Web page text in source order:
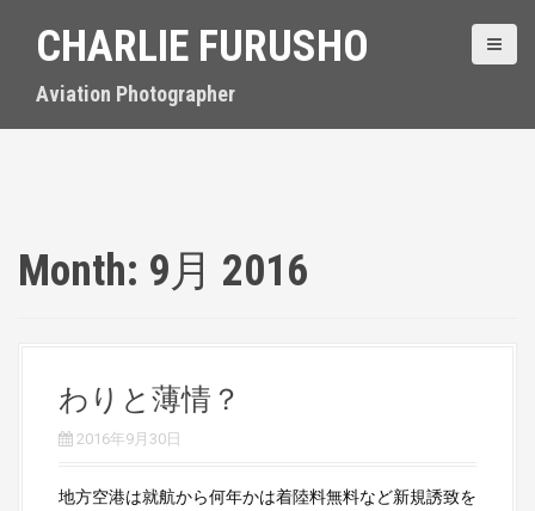
CHARLIE FURUSHO
Aviation Photographer
Month: 9月 2016
わりと薄情？
2016年9月30日
地方空港は就航から何年かは着陸料無料など新規誘致を